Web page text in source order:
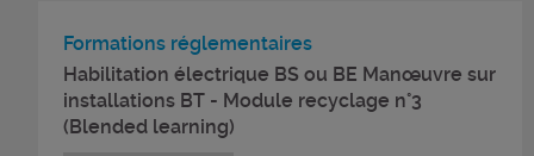
Formations réglementaires
Habilitation électrique BS ou BE Manœuvre sur
installations BT - Module recyclage n°3
(Blended learning)